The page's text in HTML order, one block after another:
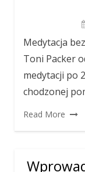
Medytacja
Toni Packer
medytacji po
chodzonej
Read More